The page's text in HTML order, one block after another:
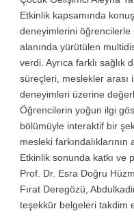
Etkinlik kapsamında
deneyimlerini
alanında yürütülen
verdi. Ayrıca farklı sağlık
süreçleri, meslekler arası
deneyimleri üzerine
Öğrencilerin yoğun ilgi
bölümüyle interaktif bir
mesleki farkındalıklarının
Etkinlik sonunda katkı ve
Prof. Dr. Esra Doğru
Fırat Deregözü,
teşekkür belgeleri takdim